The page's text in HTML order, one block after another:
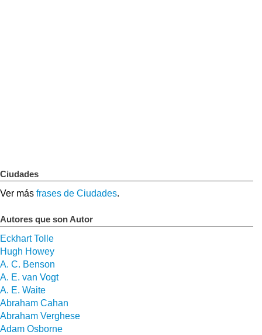
Ciudades
Ver más frases de Ciudades.
Autores que son Autor
Eckhart Tolle
Hugh Howey
A. C. Benson
A. E. van Vogt
A. E. Waite
Abraham Cahan
Abraham Verghese
Adam Osborne